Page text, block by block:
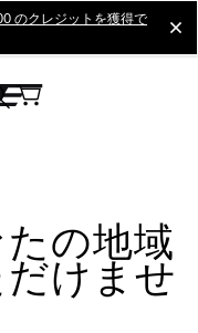
のクレジットを獲得で
の地域
けませ